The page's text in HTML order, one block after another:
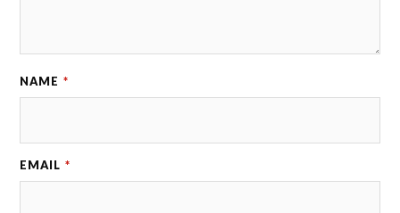
NAME *
EMAIL *